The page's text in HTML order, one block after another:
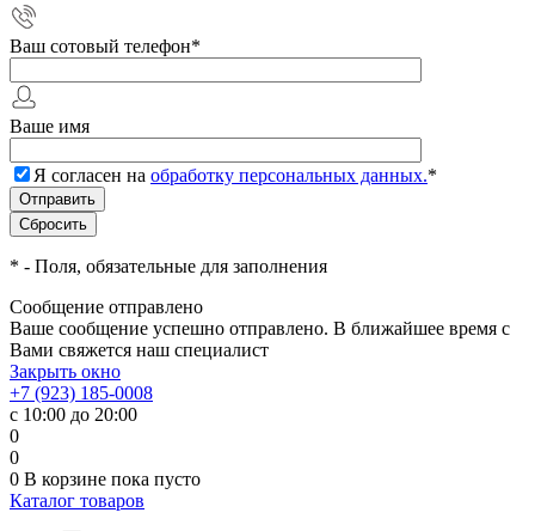
Ваш сотовый телефон*
Ваше имя
Я согласен на обработку персональных данных.*
* - Поля, обязательные для заполнения
Сообщение отправлено
Ваше сообщение успешно отправлено. В ближайшее время с
Вами свяжется наш специалист
Закрыть окно
+7 (923) 185-0008
с 10:00 до 20:00
0
0
0 В корзине пока пусто
Каталог товаров